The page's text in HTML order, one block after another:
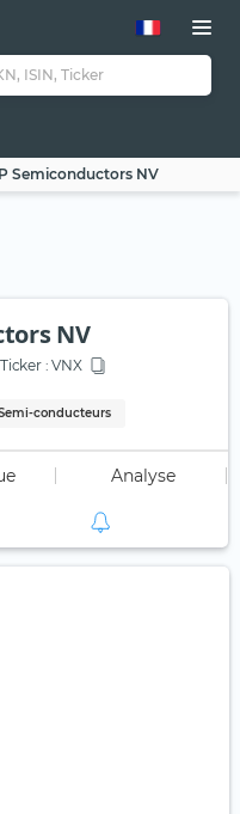
Semiconductors NV
NV
Ticker : VNX
conducteurs
Analyse